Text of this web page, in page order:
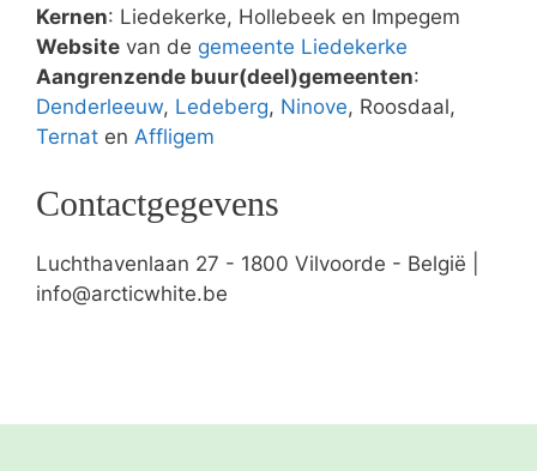
Kernen: Liedekerke, Hollebeek en Impegem
Website van de gemeente Liedekerke
Aangrenzende buur(deel)gemeenten:
Denderleeuw, Ledeberg, Ninove, Roosdaal,
Ternat en Affligem
Contactgegevens
Luchthavenlaan 27 - 1800 Vilvoorde - België |
info@arcticwhite.be